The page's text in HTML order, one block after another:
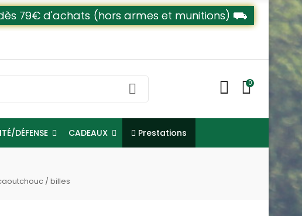
79€ d'achats (hors armes et munitions) ⛟
0
DÉFENSE CADEAUX Prestations
/ billes